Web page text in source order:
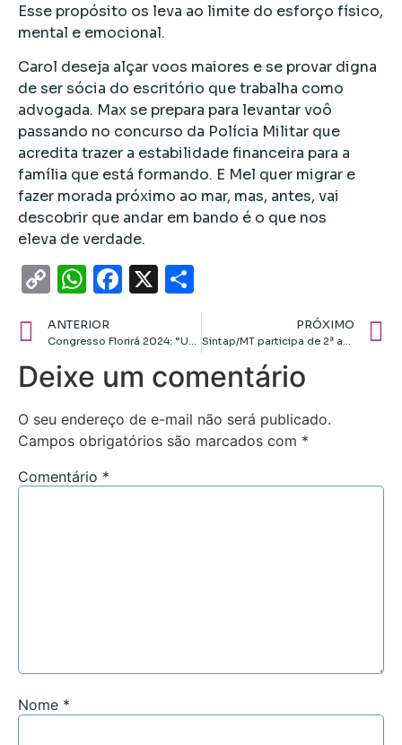
Esse propósito os leva ao limite do esforço físico,
mental e emocional.
Carol deseja alçar voos maiores e se provar digna
de ser sócia do escritório que trabalha como
advogada. Max se prepara para levantar voô
passando no concurso da Polícia Militar que
acredita trazer a estabilidade financeira para a
família que está formando. E Mel quer migrar e
fazer morada próximo ao mar, mas, antes, vai
descobrir que andar em bando é o que nos
eleva de verdade.
CopyWhatsApp
Facebook
X
ANTERIOR
Congresso Florirá 2024: “Um Encontro Transformador para Mulheres”
PRÓXIMO
Sintap/MT participa de 2ª audiência sobre aposentadoria especial em Brasília
Deixe um comentário
O seu endereço de e-mail não será publicado.
Campos obrigatórios são marcados com *
Comentário *
Nome *